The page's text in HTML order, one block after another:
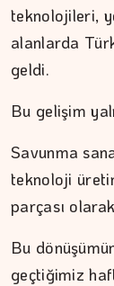
teknolojileri,
alanlarda
geldi.
Bu gelişim
Savunma
teknoloji
parçası
Bu
geçtiğimiz
Çıkış